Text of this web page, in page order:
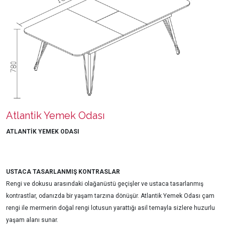
Atlantik Yemek Odası
ATLANTİK YEMEK ODASI
USTACA TASARLANMIŞ KONTRASLAR
Rengi ve dokusu arasındaki olağanüstü geçişler ve ustaca tasarlanmış
kontrastlar, odanızda bir yaşam tarzına dönüşür. Atlantik Yemek Odası çam
rengi ile mermerin doğal rengi lotusun yarattığı asil temayla sizlere huzurlu
yaşam alanı sunar.